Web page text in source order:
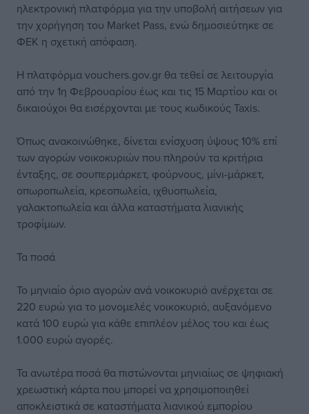
ηλεκτρονική πλατφόρμα για την υποβολή αιτήσεων για
την χορήγηση του Market Pass, ενώ δημοσιεύτηκε σε
ΦΕΚ η σχετική απόφαση.
Η πλατφόρμα vouchers.gov.gr θα τεθεί σε λειτουργία
από την 1η Φεβρουαρίου έως και τις 15 Μαρτίου και οι
δικαιούχοι θα εισέρχονται με τους κωδικούς Taxis.
Όπως ανακοινώθηκε, δίνεται ενίσχυση ύψους 10% επί
των αγορών νοικοκυριών που πληρούν τα κριτήρια
ένταξης, σε σουπερμάρκετ, φούρνους, μίνι-μάρκετ,
οπωροπωλεία, κρεοπωλεία, ιχθυοπωλεία,
γαλακτοπωλεία και άλλα καταστήματα λιανικής
τροφίμων.
Τα ποσά
Το μηνιαίο όριο αγορών ανά νοικοκυριό ανέρχεται σε
220 ευρώ για το μονομελές νοικοκυριό, αυξανόμενο
κατά 100 ευρώ για κάθε επιπλέον μέλος του και έως
1.000 ευρώ αγορές.
Τα ανωτέρα ποσά θα πιστώνονται μηνιαίως σε ψηφιακή
χρεωστική κάρτα που μπορεί να χρησιμοποιηθεί
αποκλειστικά σε καταστήματα λιανικού εμπορίου